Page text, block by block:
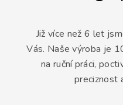
Již více než 6 let
Vás. Naše výroba je
na ruční práci,
preciznost